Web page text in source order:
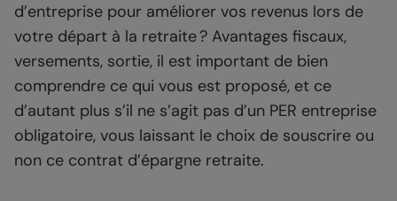
d’entreprise pour améliorer vos revenus lors de
votre départ à la retraite ? Avantages fiscaux,
versements, sortie, il est important de bien
comprendre ce qui vous est proposé, et ce
d’autant plus s’il ne s’agit pas d’un PER entreprise
obligatoire, vous laissant le choix de souscrire ou
non ce contrat d’épargne retraite.